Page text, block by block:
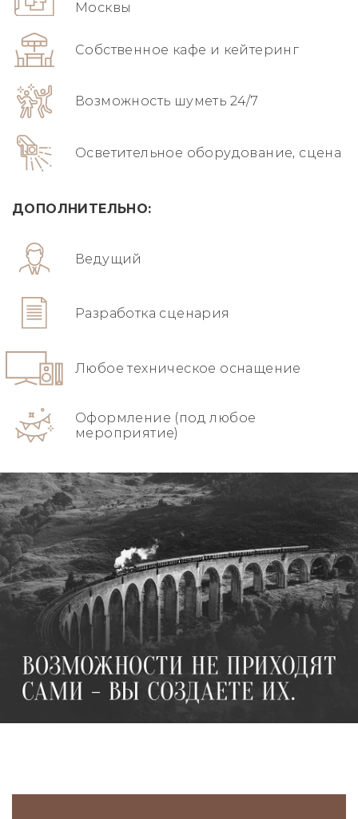
Москвы
Собственное кафе и кейтеринг
Возможность шуметь 24/7
Осветительное оборудование, сцена
ДОПОЛНИТЕЛЬНО:
Ведущий
Разработка сценария
Любое техническое оснащение
Оформление (под любое
мероприятие)